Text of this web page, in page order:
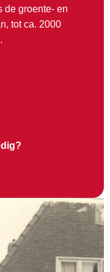
de groente- en
tot ca. 2000